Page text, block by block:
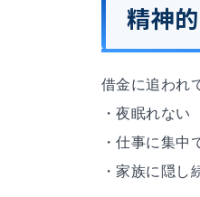
精神
借金に追われ
・夜眠れない
・仕事に集中
・家族に隠し